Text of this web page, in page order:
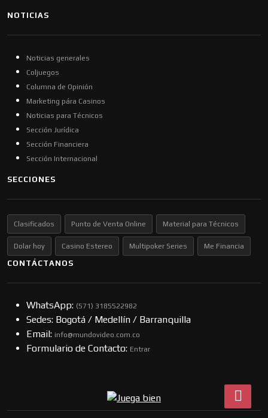
NOTICIAS
Noticias generales
Coljuegos
Columna de Opinión
Marketing pára Casinos
Noticias para Técnicos
Sección Jurídica
Sección Financiera
Sección Internacional
SECCIONES
Clasificados Punto de Venta Online Material para Técnicos
Dolar hoy Casino Estereo Multipoker Series Me Financia
CONTÁCTANOS
WhatsApp: (57​​1) 3185522982
Sedes: Bogotá / Medellín / Barranquilla
Email: info@mundovideo.com.co
Formulario de Contacto: Entrar